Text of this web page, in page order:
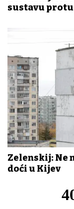
sustavu
Zelenskij: Ne
doći u Kijev